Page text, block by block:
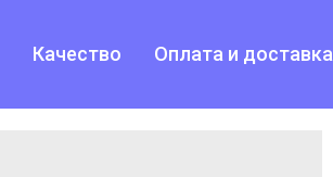
Качество Оплата и доставка